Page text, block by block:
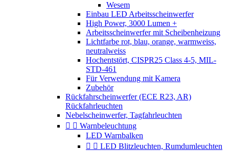
Wesem
Einbau LED Arbeitsscheinwerfer
High Power, 3000 Lumen +
Arbeitsscheinwerfer mit Scheibenheizung
Lichtfarbe rot, blau, orange, warmweiss,
neutralweiss
Hochentstört, CISPR25 Class 4-5, MIL-
STD-461
Für Verwendung mit Kamera
Zubehör
Rückfahrscheinwerfer (ECE R23, AR)
Rückfahrleuchten
Nebelscheinwerfer, Tagfahrleuchten
  Warnbeleuchtung
LED Warnbalken
  LED Blitzleuchten, Rumdumleuchten